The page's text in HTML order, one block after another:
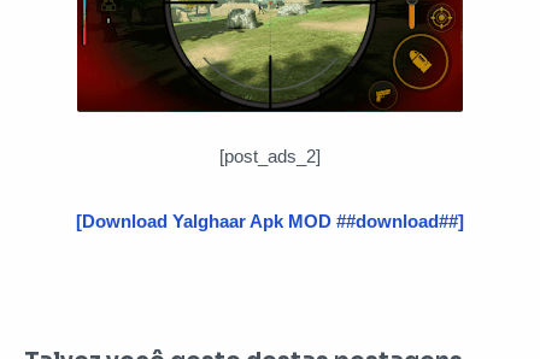
[post_ads_2]
[Download Yalghaar Apk MOD ##download##]